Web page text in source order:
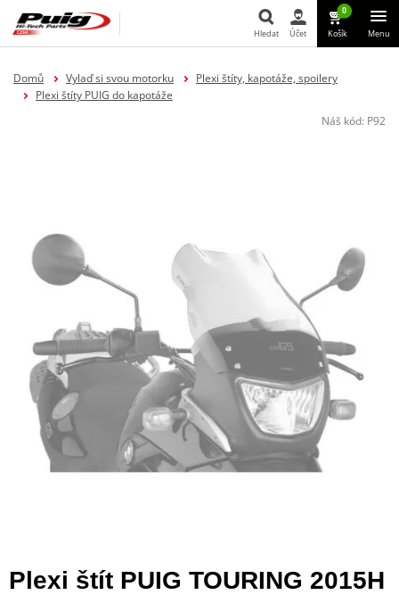
Hledat
Hledat Účet
0
Košík Menu
Domů Vylaď si svou motorku
Plexi štíty, kapotáže, spoilery
Plexi štíty PUIG do kapotáže
Náš kód: P92
Plexi štít PUIG TOURING 2015H